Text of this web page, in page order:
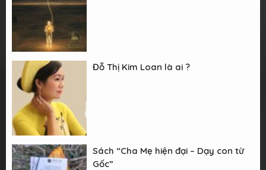
Đỗ Thị Kim Loan là ai ?
Sách “Cha Mẹ hiện đại – Dạy con từ
Gốc”